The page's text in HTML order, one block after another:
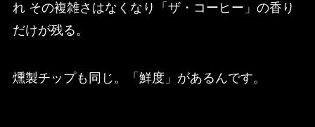
れ その複雑さはなくなり「ザ・コーヒー」の香り
だけが残る。
燻製チップも同じ。「鮮度」があるんです。